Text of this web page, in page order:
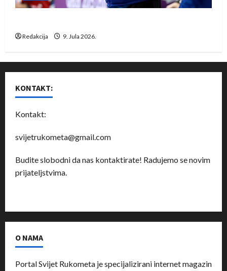
Redakcija 9. Jula 2026.
KONTAKT:
Kontakt:
svijetrukometa@gmail.com
Budite slobodni da nas kontaktirate! Radujemo se novim
prijateljstvima.
O NAMA
Portal Svijet Rukometa je specijalizirani internet magazin